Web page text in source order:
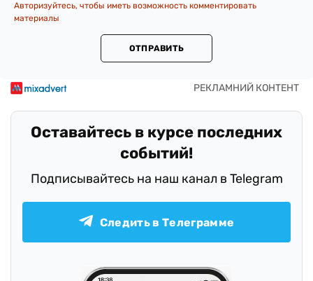
Авторизуйтесь, чтобы иметь возможность комментировать
материалы
ОТПРАВИТЬ
Оставайтесь в курсе последних
событий!
Подписывайтесь на наш канал в Telegram
Следить в Телеграмме